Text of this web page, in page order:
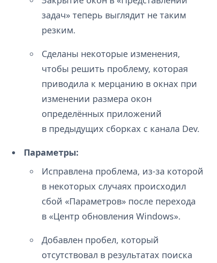
задач» теперь выглядит не таким
резким.
Сделаны некоторые изменения,
чтобы решить проблему, которая
приводила к мерцанию в окнах при
изменении размера окон
определённых приложений
в предыдущих сборках с канала Dev.
Параметры:
Исправлена проблема, из-за которой
в некоторых случаях происходил
сбой «Параметров» после перехода
в «Центр обновления Windows».
Добавлен пробел, который
отсутствовал в результатах поиска